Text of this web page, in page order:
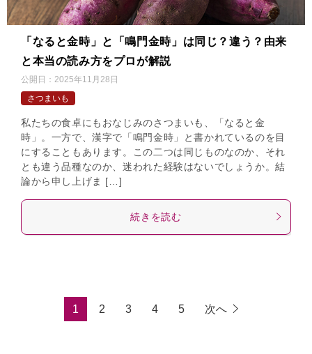
「なると金時」と「鳴門金時」は同じ？違う？由来
と本当の読み方をプロが解説
公開日： 2025年11月28日
さつまいも
私たちの食卓にもおなじみのさつまいも、「なると金
時」。一方で、漢字で「鳴門金時」と書かれているのを目
にすることもあります。この二つは同じものなのか、それ
とも違う品種なのか、迷われた経験はないでしょうか。結
論から申し上げま […]
続きを読む
1 2 3 4 5 次へ